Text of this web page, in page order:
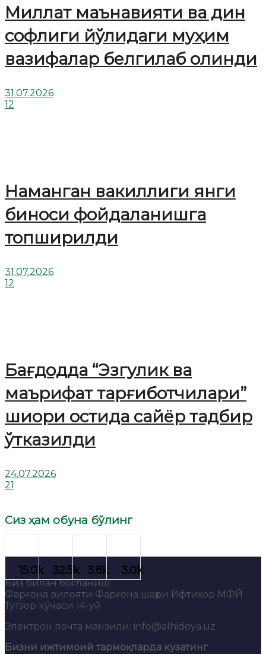
Миллат маънавияти ва дин
софлиги йўлидаги муҳим
вазифалар белгилаб олинди
31.07.2026
12
Наманган вакиллиги янги
биноси фойдаланишга
топширилди
31.07.2026
12
Бағдодда “Эзгулик ва
маърифат тарғиботчилари”
шиори остида сайёр тадбир
ўтказилди
24.07.2026
21
Сиз ҳам обуна бўлинг
Биз билан боғланиш:
Фарғона вилояти Фарғона шаҳри Ифтихор МФЙ
Тутзор кўчаси 14-уй
Электрон почта манзили: info@alhidoya.uz
Бизни ижтимоий тармоқларда кузатинг